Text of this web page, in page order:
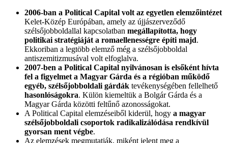
2006-ban a Political Capital volt az egyetlen elemzőintézet
Kelet-Közép Európában, amely az újjászerveződő
szélsőjobboldallal kapcsolatban megállapította, hogy
politikai stratégiáját a romaellenességre építi majd.
Ekkoriban a legtöbb elemző még a szélsőjobboldal
antiszemitizmusával volt elfoglalva.
2007-ben a Political Capital nyilvánosan is elsőként hívta
fel a figyelmet a Magyar Gárda és a régióban működő
egyéb, szélsőjobboldali gárdák tevékenységében fellelhető
hasonlóságokra. Külön kiemeltük a Bolgár Gárda és a
Magyar Gárda közötti feltűnő azonosságokat.
A Political Capital elemzéseiből kiderül, hogy a magyar
szélsőjobboldali csoportok radikalizálódása rendkívül
gyorsan ment végbe.
Az elemzések megmutatják, miként jelent meg a